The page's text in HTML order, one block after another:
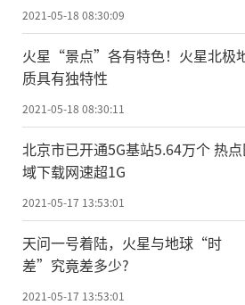
川内部的热力学过程，精
可少。卫星或实地观测可
方式探测到冰面的状况，
冰川底部发生的情况要困
测是全球海平面上升情况
主要原因。
由欧洲研究理事会资助
PONDER项目致力于解决
研究中，英国亚伯大学的
授领导的研究小组将电缆
2021-05-18 08:30:09
火星“景点”各有特色！火星北极
质具有独特性
2021-05-18 08:30:11
北京市已开通5G基站5.64万个 热
域下载网速超1G
2021-05-17 13:53:01
天问一号着陆，火星与地球“时
差”究竟差多少?
2021-05-17 13:53:01